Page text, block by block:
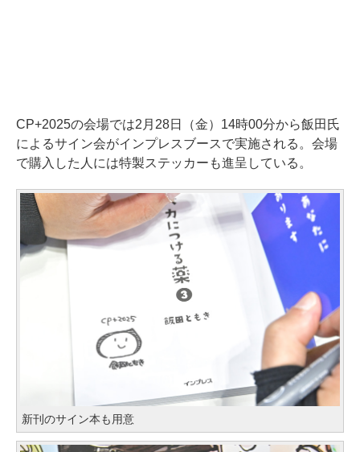
CP+2025の会場では2月28日（金）14時00分から飯田氏
によるサイン会がインプレスブースで実施される。会場
で購入した人には特製ステッカーも進呈している。
新刊のサイン本も用意